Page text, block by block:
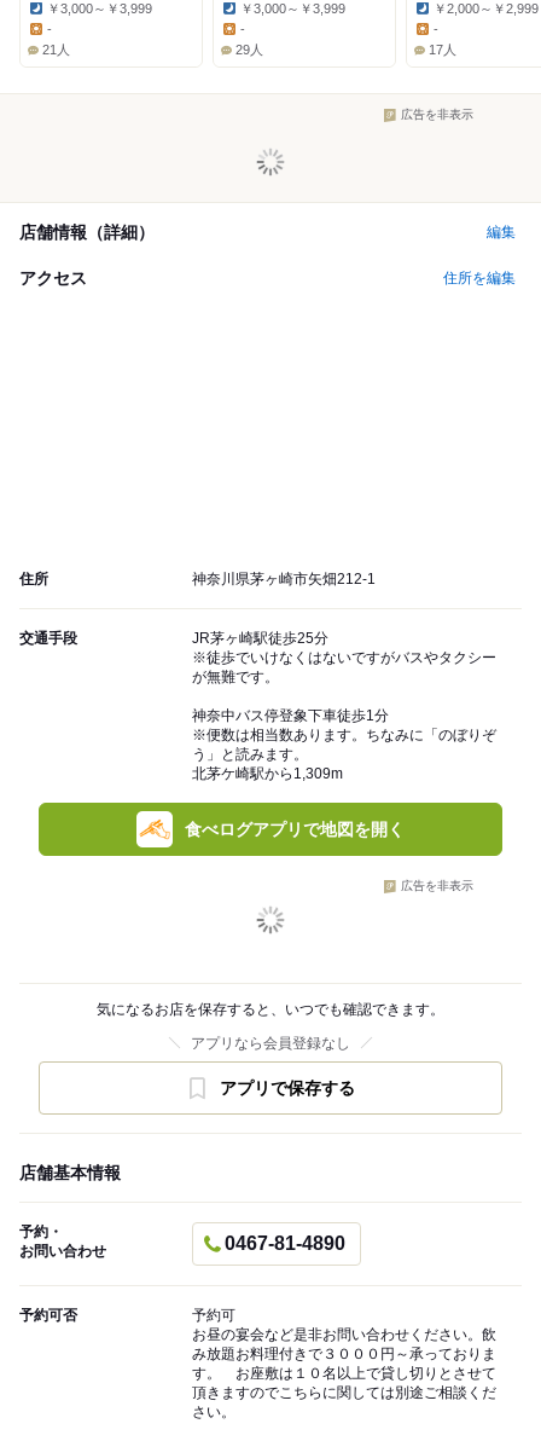
Dinner:
￥3,000～￥3,999
Lunch:
-
21人
Dinner:
￥3,000～￥3,999
Lunch:
-
29人
Dinner:
￥2,000～￥2,999
Lunch:
-
17人
広告を非表示
店舗情報（詳細） 編集
アクセス 住所を編集
住所 神奈川県茅ヶ崎市矢畑212-1
交通手段
JR茅ヶ崎駅徒歩25分
※徒歩でいけなくはないですがバスやタクシー
が無難です。
神奈中バス停登象下車徒歩1分
※便数は相当数あります。ちなみに「のぼりぞ
う」と読みます。
北茅ケ崎駅から1,309m
食べログアプリで地図を開く
広告を非表示
気になるお店を保存すると、いつでも確認できます。
アプリなら会員登録なし
アプリで保存する
店舗基本情報
予約・
お問い合わせ
0467-81-4890
予約可否
予約可
お昼の宴会など是非お問い合わせください。飲
み放題お料理付きで３０００円～承っておりま
す。 お座敷は１０名以上で貸し切りとさせて
頂きますのでこちらに関しては別途ご相談くだ
さい。